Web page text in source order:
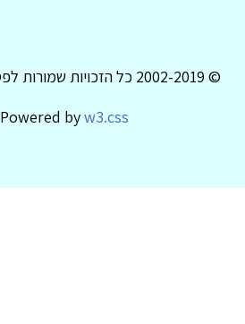
© 2002-2019 כל הזכויות שמורות לפסיכולוגיה עברית
Powered byw3.css